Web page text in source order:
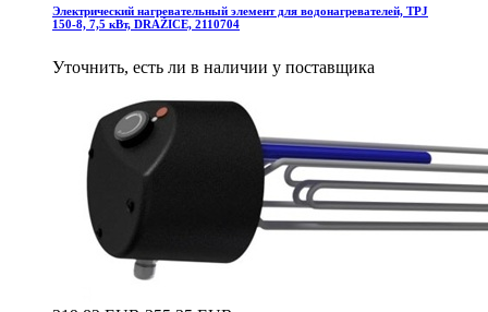
Электрический нагревательный элемент для водонагревателей, TPJ
150-8, 7,5 кВт, DRAŽICE, 2110704
Уточнить, есть ли в наличии у поставщика